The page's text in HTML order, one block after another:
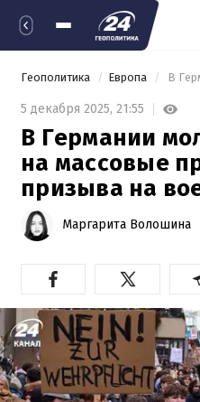
Геополитика Европа
5 декабря 2025, 21:55
В Германии
на массовые
призыва на
Маргарита Волошина